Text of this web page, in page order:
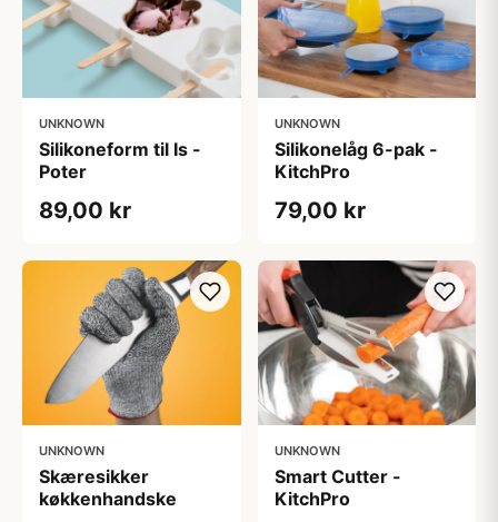
UNKNOWN
Silikoneform til Is -
Poter
89,00 kr
UNKNOWN
Silikonelåg 6-pak -
KitchPro
79,00 kr
UNKNOWN
Skæresikker
køkkenhandske
UNKNOWN
Smart Cutter -
KitchPro